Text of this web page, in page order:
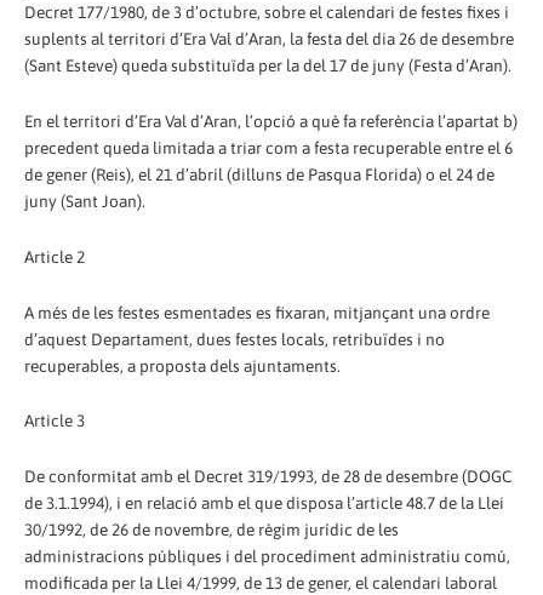
Decret 177/1980, de 3 d’octubre, sobre el calendari de festes fixes i
suplents al territori d’Era Val d’Aran, la festa del dia 26 de desembre
(Sant Esteve) queda substituïda per la del 17 de juny (Festa d’Aran).
En el territori d’Era Val d’Aran, l’opció a què fa referència l’apartat b)
precedent queda limitada a triar com a festa recuperable entre el 6
de gener (Reis), el 21 d’abril (dilluns de Pasqua Florida) o el 24 de
juny (Sant Joan).
Article 2
A més de les festes esmentades es fixaran, mitjançant una ordre
d’aquest Departament, dues festes locals, retribuïdes i no
recuperables, a proposta dels ajuntaments.
Article 3
De conformitat amb el Decret 319/1993, de 28 de desembre (DOGC
de 3.1.1994), i en relació amb el que disposa l’article 48.7 de la Llei
30/1992, de 26 de novembre, de règim jurídic de les
administracions públiques i del procediment administratiu comú,
modificada per la Llei 4/1999, de 13 de gener, el calendari laboral